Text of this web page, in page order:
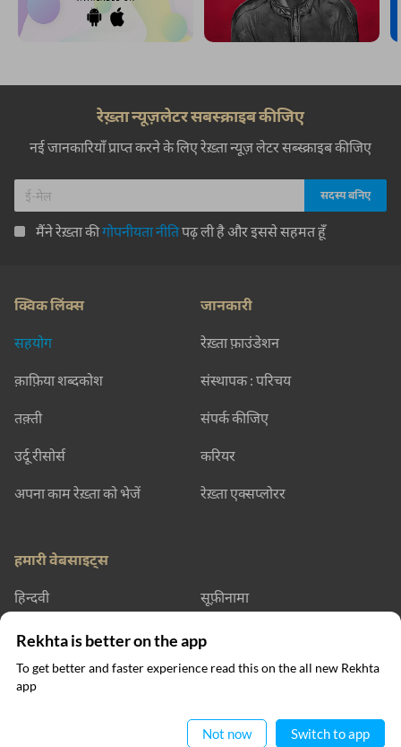
रेख़्ता न्यूज़लेटर सबस्क्राइब कीजिए
नई जानकारियाँ प्राप्त करने के लिए रेख़्ता न्यूज़ लेटर सब्स्क्राइब कीजिए
मैंने रेख़्ता कीगोपनीयता नीतिपढ़ ली है और इससे सहमत हूँ
क्विक लिंक्स
सहयोग
क़ाफ़िया शब्दकोश
तक़्ती
उर्दू रीसोर्स
अपना काम रेख़्ता को भेजें
जानकारी
रेख़्ता फ़ाउंडेशन
संस्थापक : परिचय
संपर्क कीजिए
करियर
रेख़्ता एक्सप्लोरर
हमारी वेबसाइट्स
हिन्दवी सूफ़ीनामा
रेख़्ता डिक्शनरी रेख़्ता लर्निंग
रेख़्ता बुक्स
संपर्क कीजिए
Rekhta is better on the app
To get better and faster experience read this on the all new Rekhta
app
Not now Switch to app